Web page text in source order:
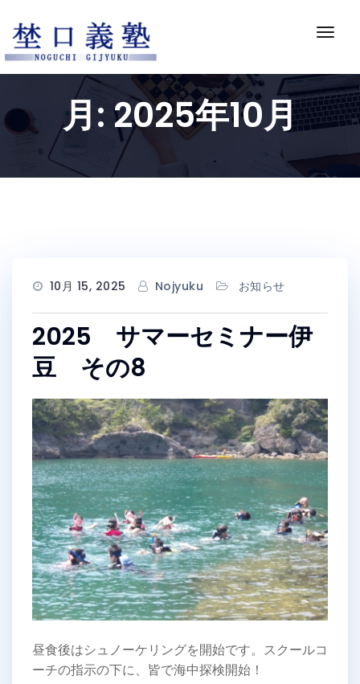
content
ナ
ゲ
ー
シ
ョ
ン
切
月: 2025年10月
10月 15, 2025 Nojyuku お知らせ
2025 サマーセミナー伊
豆 その8
昼食後はシュノーケリングを開始です。スクールコ
ーチの指示の下に、皆で海中探検開始！